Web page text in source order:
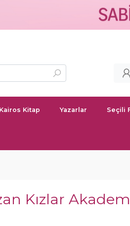
Kairos Kitap Yazarlar Seçili
Kızlar